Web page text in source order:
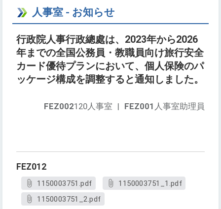
人事室 - お知らせ
行政院人事行政總處は、2023年から2026
年までの全国公務員・教職員向け旅行安全
カード優待プランにおいて、個人保険のパ
ッケージ構成を調整すると通知しました。
FEZ001 人事室助理員
FEZ002120人事室 |
FEZ012
1150003751.pdf
1150003751_1.pdf
1150003751_2.pdf